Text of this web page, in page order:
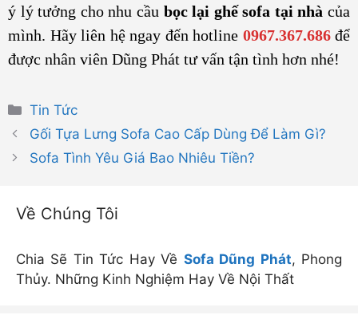
ý lý tưởng cho nhu cầu bọc lại ghế sofa tại nhà của
mình. Hãy liên hệ ngay đến hotline 0967.367.686để
được nhân viên Dũng Phát tư vấn tận tình hơn nhé!
Danh
mục
Tin Tức
Gối Tựa Lưng Sofa Cao Cấp Dùng Để Làm Gì?
Sofa Tình Yêu Giá Bao Nhiêu Tiền?
Về Chúng Tôi
Chia Sẽ Tin Tức Hay Về Sofa Dũng Phát, Phong
Thủy. Những Kinh Nghiệm Hay Về Nội Thất